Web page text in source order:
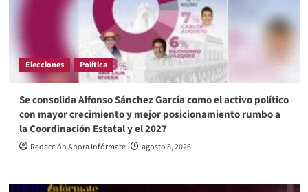
Elecciones Política
Se consolida Alfonso Sánchez García como el activo político
con mayor crecimiento y mejor posicionamiento rumbo a
la Coordinación Estatal y el 2027
Redacción Ahora Infórmate agosto 8, 2026